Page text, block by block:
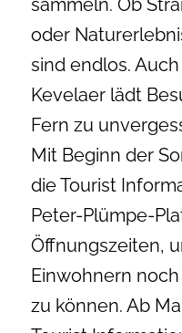
sammeln. Ob
oder
sind endlos.
Kevelaer lädt
Fern zu
Mit Beginn der
die Tourist
Peter-Plümpe-
Öffnungszeiten,
Einwohnern
zu können. Ab